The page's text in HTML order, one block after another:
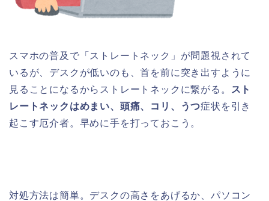
スマホの普及で「ストレートネック」が問題視されて
いるが、デスクが低いのも、首を前に突き出すように
見ることになるからストレートネックに繋がる。
スト
レートネックはめまい、頭痛、コリ、うつ症状を引き
起こす厄介者。早めに手を打っておこう。
対処方法は簡単。デスクの高さをあげるか、パソコン